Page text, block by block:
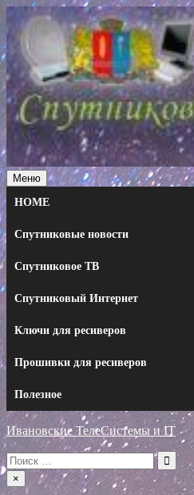
Перейти
к
содержимому
Меню
HOME
Спутниковые новости
Спутниковое ТВ
Спутниковый Интернет
Ключи для ресиверов
Прошивки для ресиверов
Полезное
Ивановские ТелеСистемы и IT
Искать:
×